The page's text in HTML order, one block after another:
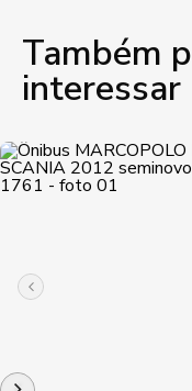
Também
interessar